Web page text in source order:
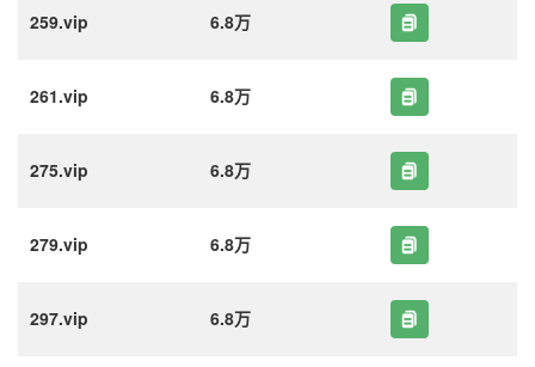
259.vip 6.8万
261.vip 6.8万
275.vip 6.8万
279.vip 6.8万
297.vip 6.8万